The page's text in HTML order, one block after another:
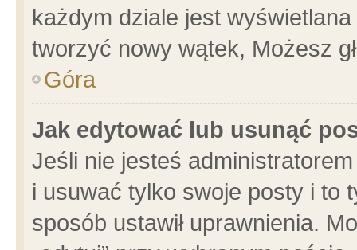
każdym dziale jest
tworzyć nowy wątek, Możesz
Góra
Jak edytować lub usunąć
Jeśli nie jesteś
i usuwać tylko swoje posty i to
sposób ustawił uprawnienia.